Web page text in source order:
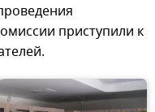
приступили к